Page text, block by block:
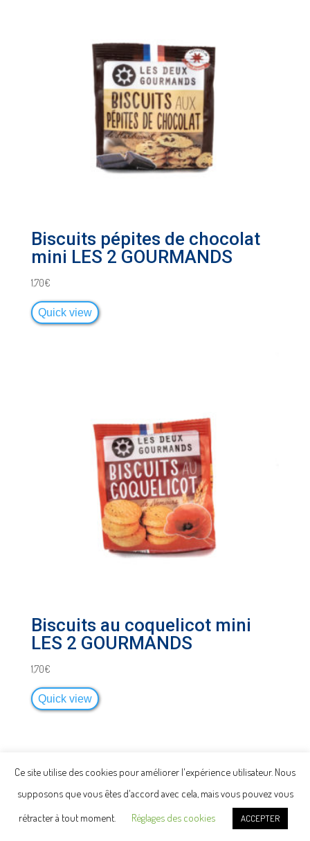
Biscuits pépites de chocolat
mini LES 2 GOURMANDS
1,70€
Quick view
Biscuits au coquelicot mini
LES 2 GOURMANDS
1,70€
Quick view
Politique de confidentialité -Mentions
Légales -Conditions Générales de Vente
Ce site utilise des cookies pour améliorer l'expérience utilisateur. Nous
supposons que vous êtes d'accord avec cela, mais vous pouvez vous
rétracter à tout moment.
Réglages des cookies ACCEPTER